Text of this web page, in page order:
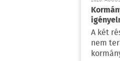
A két
nem